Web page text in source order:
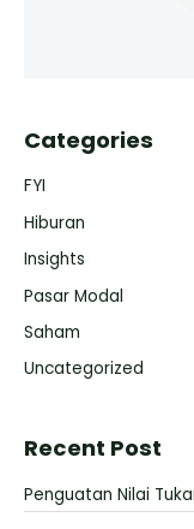
Categories
FYI
Hiburan
Insights
Pasar Modal
Saham
Uncategorized
Recent Post
Penguatan Nilai